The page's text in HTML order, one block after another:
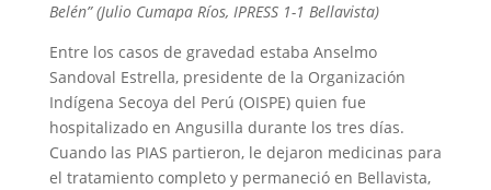
Belén” (Julio Cumapa Ríos, IPRESS 1-1 Bellavista)
Entre los casos de gravedad estaba Anselmo
Sandoval Estrella, presidente de la Organización
Indígena Secoya del Perú (OISPE) quien fue
hospitalizado en Angusilla durante los tres días.
Cuando las PIAS partieron, le dejaron medicinas para
el tratamiento completo y permaneció en Bellavista,